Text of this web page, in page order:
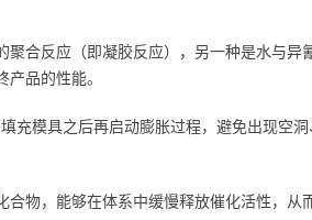
合反应（即凝胶反应），另一种是水与异
品的性能。
充模具之后再启动膨胀过程，避免出现空洞
物，能够在体系中缓慢释放催化活性，从